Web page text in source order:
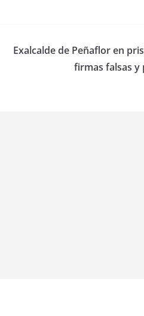
Exalcalde de Peñaflor en
firmas falsas y